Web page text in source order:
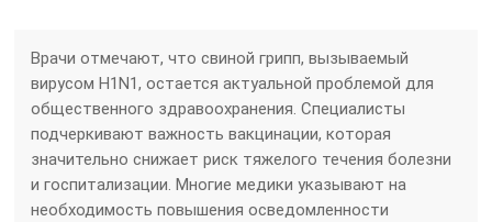
Врачи отмечают, что свиной грипп, вызываемый
вирусом H1N1, остается актуальной проблемой для
общественного здравоохранения. Специалисты
подчеркивают важность вакцинации, которая
значительно снижает риск тяжелого течения болезни
и госпитализации. Многие медики указывают на
необходимость повышения осведомленности